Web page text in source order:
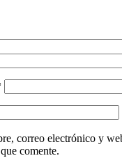
correo electrónico y
comente.